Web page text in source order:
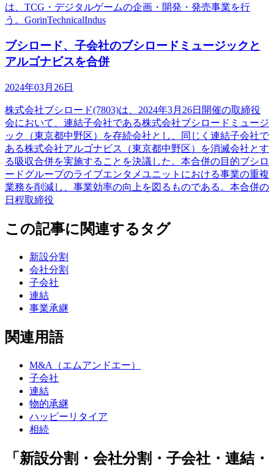
は、TCG・デジタルゲームの企画・開発・発売事業を行
う。GorinTechnicalIndus
ブシロード、子会社のブシロードミュージックと
アルゴナビスを合併
2024年03月26日
株式会社ブシロード(7803)は、2024年3月26日開催の取締役
会において、連結子会社である株式会社ブシロードミュージ
ック（東京都中野区）を存続会社とし、同じく連結子会社で
ある株式会社アルゴナビス（東京都中野区）を消滅会社とす
る吸収合併を実施することを決議した。本合併の目的ブシロ
ードグループのライブエンタメユニットにおける事業の重複
業務を削減し、事業効率の向上を図るものである。本合併の
日程取締役
この記事に関連するタグ
新設分割
会社分割
子会社
連結
事業承継
関連用語
M&A（エムアンドエー）
子会社
連結
物的承継
ハッピーリタイア
相続
「新設分割・会社分割・子会社・連結・